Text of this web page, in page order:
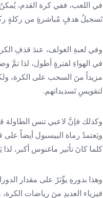
في اللعب، ففي كرة القدم، يُمكنُ
تَسجيلُ هدفٍ مُباشرةٍ من ركلةٍ
وفي لعبةِ الغولف، عندَ قذفِ
في الهواءِ لفترةٍ أطول، لذا تمَّ
مزيداً منَ السحب على الكرة،
لتقويسِ تَسديداتهم.
وكذلك فإنَّ لاعبي تنس
ويَعتمدُ رماة البيسبول أيضاً على
كلما كانَ تأثير ماغنوس أكبر،
وهذا بدورهِ يؤّثرُ على مقدار
فيزياء العديدِ منَ رياضات